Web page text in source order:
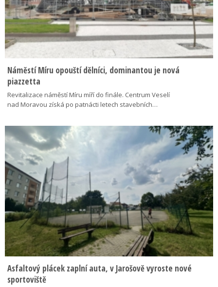
Náměstí Míru opouští dělníci, dominantou je nová
piazzetta
Revitalizace náměstí Míru míří do finále. Centrum Veselí
nad Moravou získá po patnácti letech stavebních…
Asfaltový plácek zaplní auta, v Jarošově vyroste nové
sportoviště